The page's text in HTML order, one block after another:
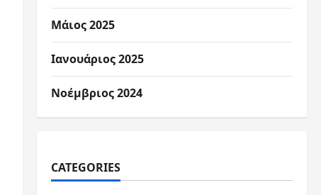
Μάιος 2025
Ιανουάριος 2025
Νοέμβριος 2024
CATEGORIES